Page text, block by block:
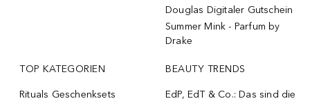
Douglas Digitaler Gutschein
Summer Mink - Parfum by
Drake
TOP KATEGORIEN
Rituals Geschenksets
BEAUTY TRENDS
EdP, EdT & Co.: Das sind die